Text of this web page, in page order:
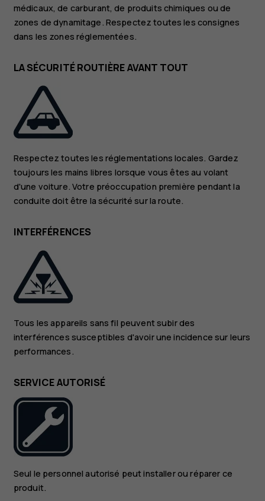
médicaux, de carburant, de produits chimiques ou de
zones de dynamitage. Respectez toutes les consignes
dans les zones réglementées.
LA SÉCURITÉ ROUTIÈRE AVANT TOUT
Respectez toutes les réglementations locales. Gardez
toujours les mains libres lorsque vous êtes au volant
d'une voiture. Votre préoccupation première pendant la
conduite doit être la sécurité sur la route.
INTERFÉRENCES
Tous les appareils sans fil peuvent subir des
interférences susceptibles d'avoir une incidence sur leurs
performances.
SERVICE AUTORISÉ
Seul le personnel autorisé peut installer ou réparer ce
produit.